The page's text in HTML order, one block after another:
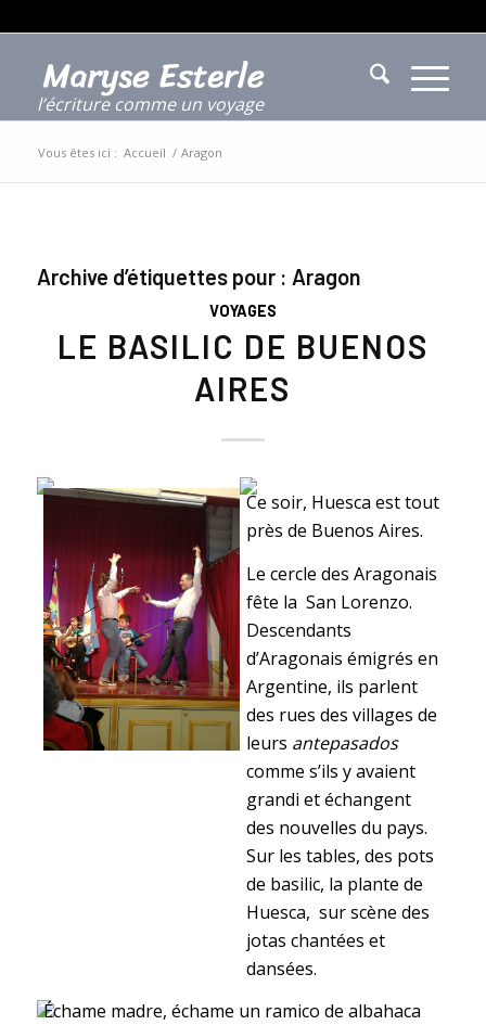
l’écriture comme un voyage
Vous êtes ici : Accueil / Aragon
Archive d’étiquettes pour : Aragon
VOYAGES
LE BASILIC DE BUENOS
AIRES
Ce soir, Huesca est tout
près de Buenos Aires.
Le cercle des Aragonais
fête la San Lorenzo.
Descendants
d’Aragonais émigrés en
Argentine, ils parlent
des rues des villages de
leurs antepasados
comme s’ils y avaient
grandi et échangent
des nouvelles du pays.
Sur les tables, des pots
de basilic, la plante de
Huesca, sur scène des
jotas chantées et
dansées.
Échame madre, échame un ramico de albahaca